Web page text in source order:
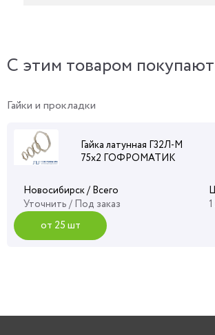
C этим товаром покупают
Гайки и прокладки
Гайка латунная Г32Л-М
75х2 ГОФРОМАТИК
Новосибирск / Всего
Уточнить / Под заказ
от 25 шт